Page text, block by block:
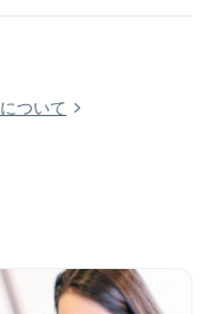
ついて